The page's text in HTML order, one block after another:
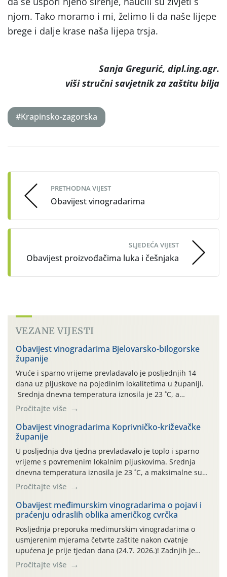
njom. Tako moramo i mi, želimo li da naše lijepe
brege i dalje krase naša lijepa trsja.
Sanja Gregurić, dipl.ing.agr.
viši stručni savjetnik za zaštitu bilja
#Krapinsko-zagorska
navigation
PRETHODNA VIJEST
Obavijest vinogradarima
SLJEDEĆA VIJEST
Obavijest proizvođačima luka i češnjaka
VEZANE VIJESTI
Obavijest vinogradarima Bjelovarsko-bilogorske
županije
Vruće i sparno vrijeme prevladavalo je posljednjih 14
dana uz pljuskove na pojedinim lokalitetima u županiji.
Srednja dnevna temperatura iznosila je 23 ˚C, a
maksimalne su posljednjih dana dosezale do 35 ˚C.
Simptome plamenjače vinove loze (Plasmoparas
viticola) vidljivi su na zapercima i vršnom mladom lišću.
Kako bi i dalje održali zdravu lisnu masu u zaštiti je
moguće […]
Pročitajte više
Obavijest vinogradarima Koprivničko-križevačke
županije
U posljednja dva tjedna prevladavalo je toplo i sparno
vrijeme s povremenim lokalnim pljuskovima. Srednja
dnevna temperatura iznosila je 23 ˚C, a maksimalne su
se posljednjih dana penjale do 35 ˚C. Prognostičari u
narednom razdoblju najavljuju drugi ovogodišnji
„toplinski udar“. Simptome plamenjače vinove loze
(Plasmoparas viticola) uglavnom ne nalazimo u
vinogradima, a simptomi pepelnice vinove […]
Pročitajte više
Obavijest međimurskim vinogradarima o pojavi i
praćenju odraslih oblika američkog cvrčka
Posljednja preporuka međimurskim vinogradarima o
usmjerenim mjerama četvrte zaštite nakon cvatnje
upućena je prije tjedan dana (24.7. 2026.)! Zadnjih je
tjedan dana u Međimurskom vinogorju obilježilo
iznadprosječno vruće razdoblje: svakog su dana najviše
Pročitajte više